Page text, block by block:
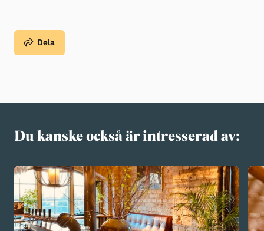
Dela
Du kanske också är intresserad av: